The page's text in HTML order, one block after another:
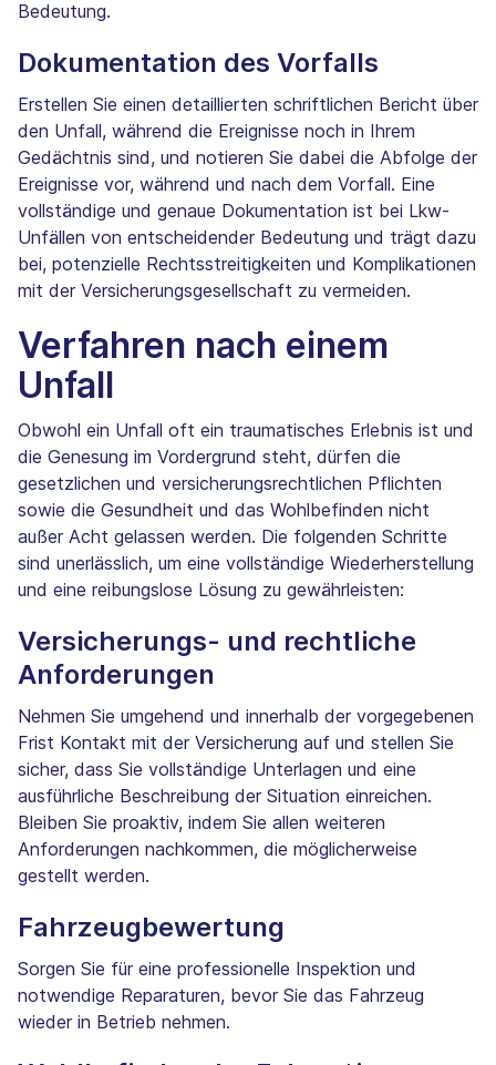
Bedeutung.
Dokumentation des Vorfalls
Erstellen Sie einen detaillierten schriftlichen Bericht über
den Unfall, während die Ereignisse noch in Ihrem
Gedächtnis sind, und notieren Sie dabei die Abfolge der
Ereignisse vor, während und nach dem Vorfall. Eine
vollständige und genaue Dokumentation ist bei Lkw-
Unfällen von entscheidender Bedeutung und trägt dazu
bei, potenzielle Rechtsstreitigkeiten und Komplikationen
mit der Versicherungsgesellschaft zu vermeiden.
Verfahren nach einem
Unfall
Obwohl ein Unfall oft ein traumatisches Erlebnis ist und
die Genesung im Vordergrund steht, dürfen die
gesetzlichen und versicherungsrechtlichen Pflichten
sowie die Gesundheit und das Wohlbefinden nicht
außer Acht gelassen werden. Die folgenden Schritte
sind unerlässlich, um eine vollständige Wiederherstellung
und eine reibungslose Lösung zu gewährleisten:
Versicherungs- und rechtliche
Anforderungen
Nehmen Sie umgehend und innerhalb der vorgegebenen
Frist Kontakt mit der Versicherung auf und stellen Sie
sicher, dass Sie vollständige Unterlagen und eine
ausführliche Beschreibung der Situation einreichen.
Bleiben Sie proaktiv, indem Sie allen weiteren
Anforderungen nachkommen, die möglicherweise
gestellt werden.
Fahrzeugbewertung
Sorgen Sie für eine professionelle Inspektion und
notwendige Reparaturen, bevor Sie das Fahrzeug
wieder in Betrieb nehmen.